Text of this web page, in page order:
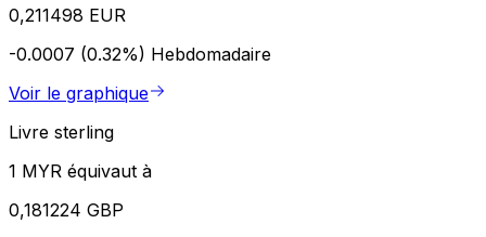
0,211498 EUR
-0.0007 (0.32%) Hebdomadaire
Voir le graphique
Livre sterling
1 MYR équivaut à
0,181224 GBP